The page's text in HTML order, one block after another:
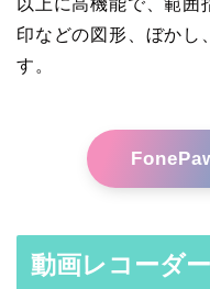
以上に高機能で、範囲
印などの図形、ぼかし
す。
動画レコーダー